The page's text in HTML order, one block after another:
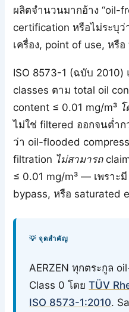
ผลิตจำนวนมากอ้าง “oil-
certification หรือไม่ระบุ
เครื่อง, point of use, หรื
ISO 8573-1 (ฉบับ
classes ตาม total oil
content ≤ 0.01 mg/m³
ไม่ใช่ filtered ออกจนต่ำ
ว่า oil-flooded
filtration ไม่สามารถ
≤ 0.01 mg/m³ — เพราะ
bypass, หรือ saturated
💡 จุดสำคัญ
AERZEN ทุกตระกูล
Class 0 โดยTÜV
ISO 8573-1:2010.